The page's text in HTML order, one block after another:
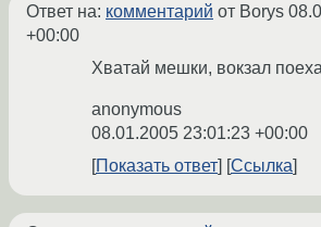
Ответ на: комментарий от Borys
+00:00
Хватай мешки, вокзал
anonymous
08.01.2005 23:01:23 +00:00
Показать ответ
Ссылка